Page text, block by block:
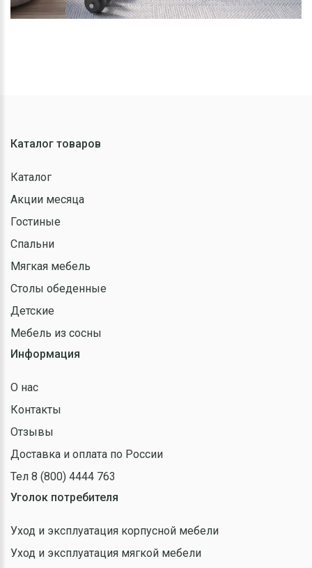
Каталог товаров
Каталог
Акции месяца
Гостиные
Спальни
Мягкая мебель
Столы обеденные
Детские
Мебель из сосны
Информация
О нас
Контакты
Отзывы
Доставка и оплата по России
Тел 8 (800) 4444 763
Уголок потребителя
Уход и эксплуатация корпусной мебели
Уход и эксплуатация мягкой мебели